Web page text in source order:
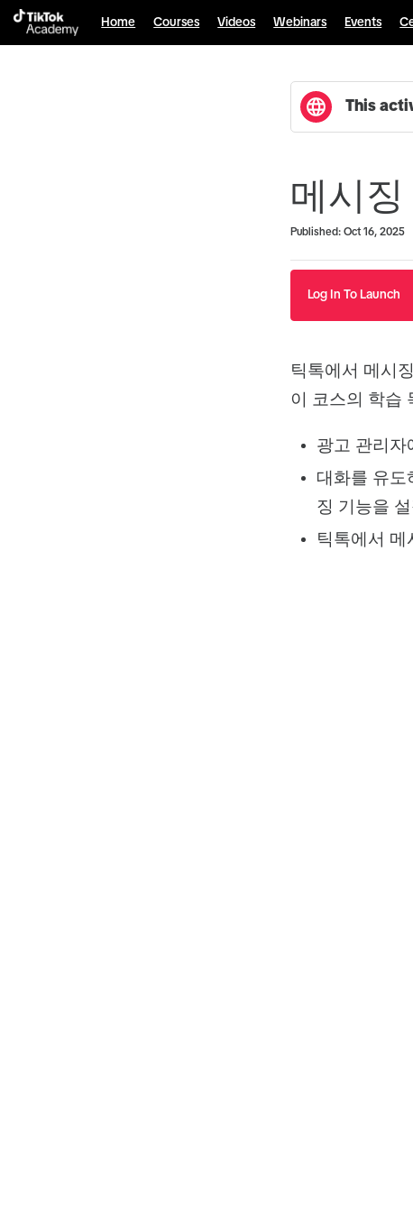
Home Courses Videos Webinars Events
This
메시징
Published: Oct 16, 2025
Log In To Launch
틱톡에서 메시
이 코스의 학습
광고 관리자
대화를 유도
징 기능을
틱톡에서 메